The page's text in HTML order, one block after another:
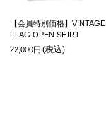
【会員特別価格】VINTAGE
FLAG OPEN SHIRT
22,000円 (税込)